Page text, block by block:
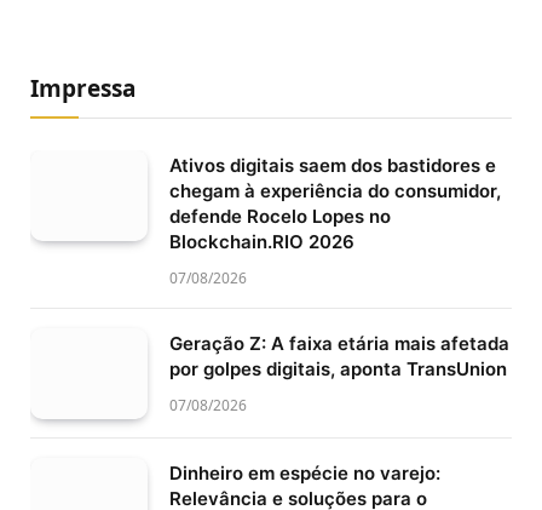
Impressa
Ativos digitais saem dos bastidores e
chegam à experiência do consumidor,
defende Rocelo Lopes no
Blockchain.RIO 2026
07/08/2026
Geração Z: A faixa etária mais afetada
por golpes digitais, aponta TransUnion
07/08/2026
Dinheiro em espécie no varejo:
Relevância e soluções para o